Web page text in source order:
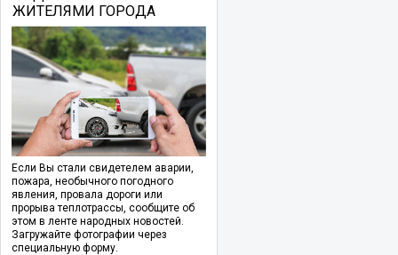
ЖИТЕЛЯМИ ГОРОДА
Если Вы стали свидетелем аварии,
пожара, необычного погодного
явления, провала дороги или
прорыва теплотрассы, сообщите об
этом в ленте народных новостей.
Загружайте фотографии через
специальную форму.